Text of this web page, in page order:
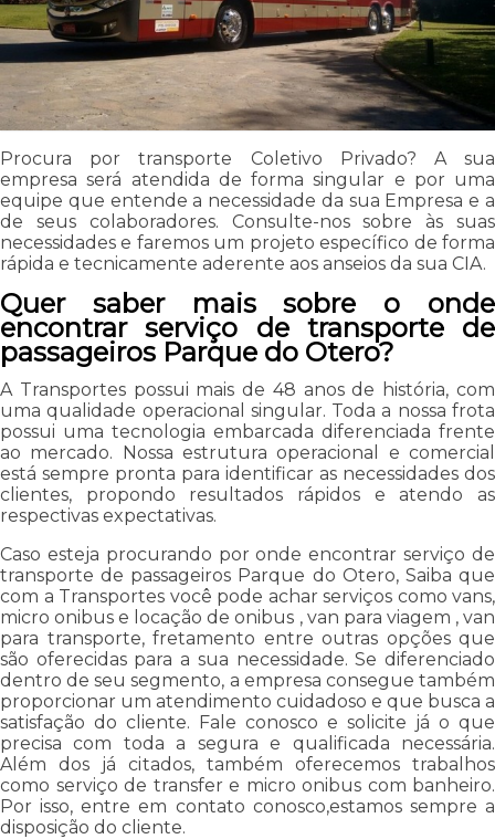
Procura por transporte Coletivo Privado? A sua
empresa será atendida de forma singular e por uma
equipe que entende a necessidade da sua Empresa e a
de seus colaboradores. Consulte-nos sobre às suas
necessidades e faremos um projeto específico de forma
rápida e tecnicamente aderente aos anseios da sua CIA.
Quer saber mais sobre o onde
encontrar serviço de transporte de
passageiros Parque do Otero?
A Transportes possui mais de 48 anos de história, com
uma qualidade operacional singular. Toda a nossa frota
possui uma tecnologia embarcada diferenciada frente
ao mercado. Nossa estrutura operacional e comercial
está sempre pronta para identificar as necessidades dos
clientes, propondo resultados rápidos e atendo as
respectivas expectativas.
Caso esteja procurando por onde encontrar serviço de
transporte de passageiros Parque do Otero, Saiba que
com a Transportes você pode achar serviços como vans,
micro onibus e locação de onibus , van para viagem , van
para transporte, fretamento entre outras opções que
são oferecidas para a sua necessidade. Se diferenciado
dentro de seu segmento, a empresa consegue também
proporcionar um atendimento cuidadoso e que busca a
satisfação do cliente. Fale conosco e solicite já o que
precisa com toda a segura e qualificada necessária.
Além dos já citados, também oferecemos trabalhos
como serviço de transfer e micro onibus com banheiro.
Por isso, entre em contato conosco,estamos sempre a
disposição do cliente.